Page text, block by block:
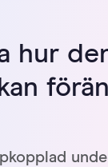
hur